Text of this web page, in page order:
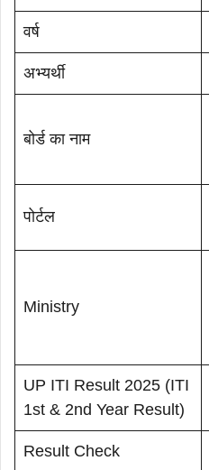
वर्ष
अभ्यर्थी
बोर्ड का नाम
पोर्टल
Ministry
UP ITI Result 2025 (ITI
1st & 2nd Year Result)
Result Check